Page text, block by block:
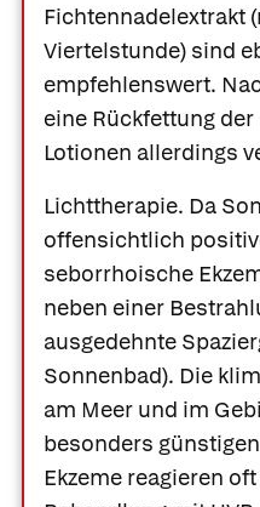
Fichtennadelextrakt
Viertelstunde) sind
empfehlenswert.
eine Rückfettung
Lotionen allerdings
Lichttherapie. Da
offensichtlich
seborrhoische
neben einer
ausgedehnte
Sonnenbad). Die
am Meer und im
besonders
Ekzeme reagieren